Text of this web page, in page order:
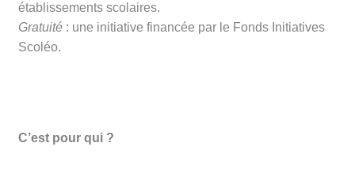
établissements scolaires.
Gratuité : une initiative financée par le Fonds Initiatives
Scoléo.
C’est pour qui ?